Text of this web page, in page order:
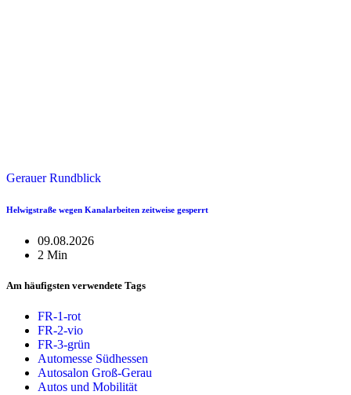
Gerauer Rundblick
Helwigstraße wegen Kanalarbeiten zeitweise gesperrt
09.08.2026
2 Min
Am häufigsten verwendete Tags
FR-1-rot
FR-2-vio
FR-3-grün
Automesse Südhessen
Autosalon Groß-Gerau
Autos und Mobilität